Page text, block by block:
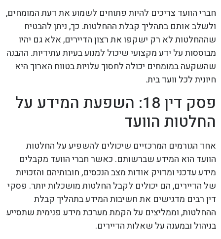
חברי הוועד צריכים להיות פתוחים לשמוע את דעת המומחים,
ולשלב אותם בתהליך קבלת ההחלטות. כך, ניתן להבטיח
שההחלטות לא רק ישקפו את רצון הדיירים, אלא גם יהיו
מבוססות על ידע מקצועי שיכול למנוע בעיות עתידיות. ההבנה
שהשקעה במומחים יכולה לחסוך עלויות בטווח הארוך היא
חיונית לכל וועד בית.
פסק דין 18: השפעת המידע על
החלטות הוועד
אחד הגורמים המרכזיים שיכולים להשפיע על החלטות
הוועד הוא המידע שברשותם. כאשר חברי הוועד מקבלים
מידע עדכני ומדויק אודות מצב הנכסים, חובותיהם והזכויות
של הדיירים, הם יכולים לקבל החלטות מושכלות יותר. פסקי
דין רבים מדגישים את חשיבות המידע בתהליך קבלת
ההחלטות, וממליצים על הקמת מערכת מידע פנימית שתסייע
בניהול ובמענה על שאלות הדיירים.